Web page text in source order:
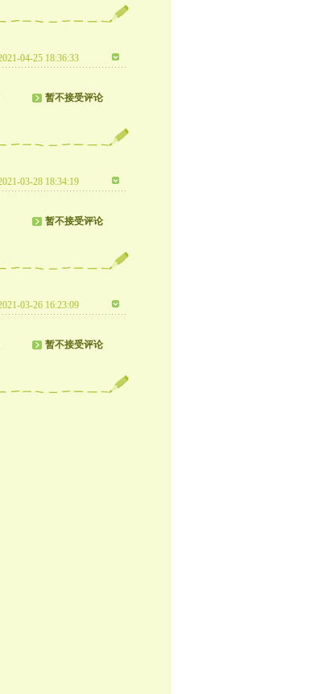
04-25 18:36:33
暂不接受评论
03-28 18:34:19
暂不接受评论
03-26 16:23:09
暂不接受评论